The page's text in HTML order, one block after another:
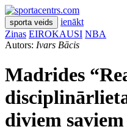
sporta veids
ienākt
Ziņas EIROKAUSI NBA
Autors: Ivars Bācis
Madrides
diviem